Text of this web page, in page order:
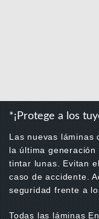
*¡Protege a los
Las nuevas láminas
la última
tintar lunas. Evitan
caso de accidente.
seguridad frente a
Todas las láminas